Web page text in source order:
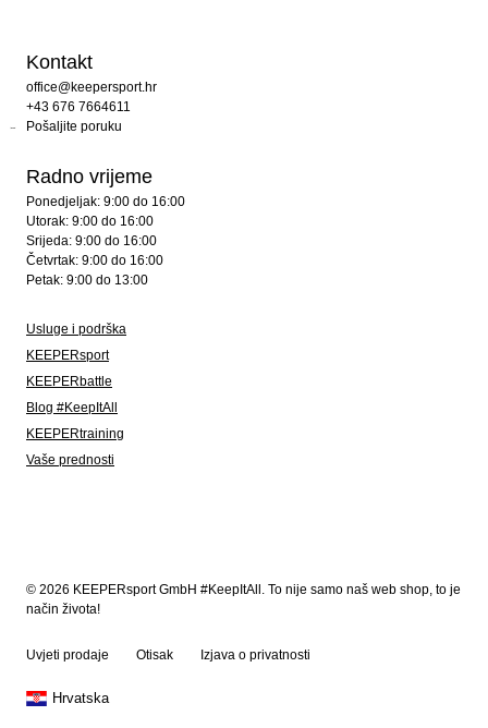
Kontakt
office@keepersport.hr
+43 676 7664611
Pošaljite poruku
Radno vrijeme
Ponedjeljak: 9:00 do 16:00
Utorak: 9:00 do 16:00
Srijeda: 9:00 do 16:00
Četvrtak: 9:00 do 16:00
Petak: 9:00 do 13:00
Usluge i podrška
KEEPERsport
KEEPERbattle
Blog #KeepItAll
KEEPERtraining
Vaše prednosti
© 2026 KEEPERsport GmbH #KeepItAll. To nije samo naš web shop, to je
način života!
Uvjeti prodaje Otisak Izjava o privatnosti
Hrvatska